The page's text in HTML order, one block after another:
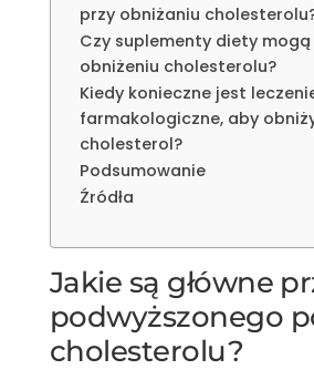
przy obniżaniu
Czy suplementy diety
obniżeniu cholesterolu?
Kiedy konieczne jest
farmakologiczne, aby
cholesterol?
Podsumowanie
Źródła
Jakie są główne
podwyższonego
cholesterolu?